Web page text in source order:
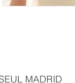
MADRID